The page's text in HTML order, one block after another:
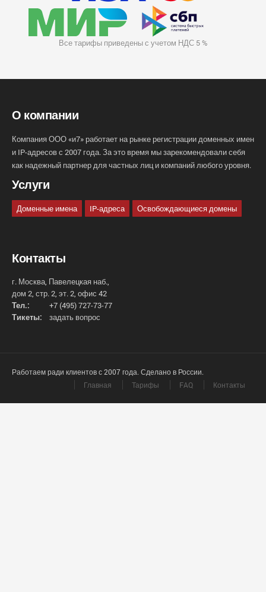
Все тарифы приведены с учетом НДС 5 %
О компании
Компания ООО «и7» работает на рынке регистрации доменных имен
и IP-адресов с 2007 года. За это время мы зарекомендовали себя
как надежный партнер для частных лиц и компаний любого уровня.
Услуги
Доменные имена IP-адреса Освобождающиеся домены
Контакты
г. Москва, Павелецкая наб.,
дом 2, стр. 2, эт. 2, офис 42
Тел.:
+7 (495) 727-73-77
Тикеты:
задать вопрос
Работаем ради клиентов с 2007 года. Сделано в России.
Главная
Тарифы FAQ Контакты